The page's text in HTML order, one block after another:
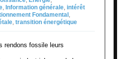
, Information générale, intérêt
Fondamental ,
, transition énergétique